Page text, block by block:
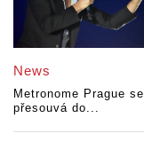
News
Metronome Prague se
přesouvá do...